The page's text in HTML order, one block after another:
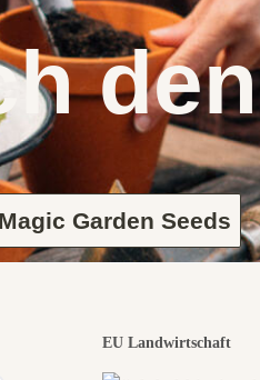
Garden Seeds
EU Landwirtschaft